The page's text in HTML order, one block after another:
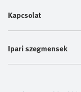
Kapcsolat
Ipari szegmensek